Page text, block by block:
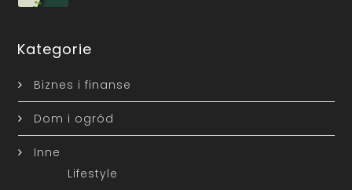
Kategorie
Biznes i finanse
Dom i ogród
Inne
Lifestyle